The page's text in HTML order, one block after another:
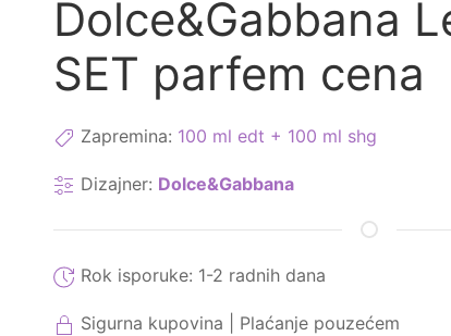
Dolce&Gabbana
SET parfem cena
Zapremina: 100 ml edt + 100 ml shg
Dizajner: Dolce&Gabbana
Rok isporuke: 1-2 radnih dana
Sigurna kupovina | Plaćanje pouzećem